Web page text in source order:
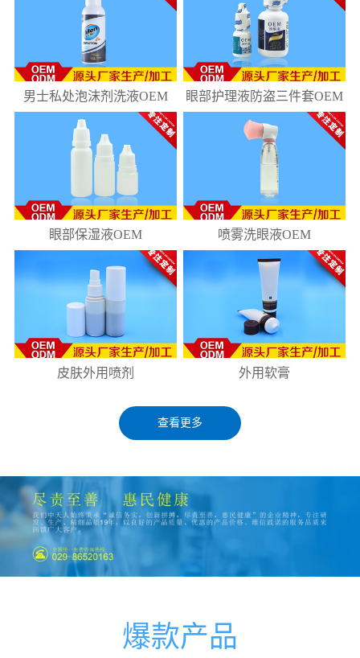
10
218
男士私处泡沫剂洗液OEM 眼部护理液防盗三件套OEM
眼部保湿液OEM 喷雾洗眼液OEM
皮肤外用喷剂 外用软膏
查看更多
爆款产品